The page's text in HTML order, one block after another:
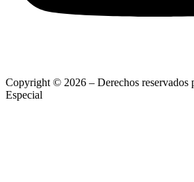
Copyright © 2026 – Derechos reservados
Especial